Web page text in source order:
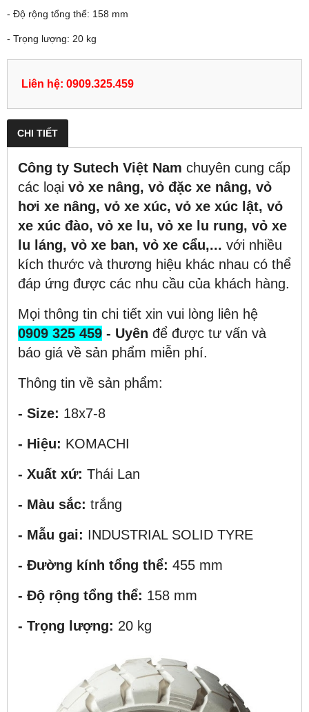
- Độ rộng tổng thể: 158 mm
- Trọng lượng: 20 kg
Liên hệ: 0909.325.459
CHI TIẾT
Công ty Sutech Việt Nam chuyên cung cấp
các loại vỏ xe nâng, vỏ đặc xe nâng, vỏ
hơi xe nâng, vỏ xe xúc, vỏ xe xúc lật, vỏ
xe xúc đào, vỏ xe lu, vỏ xe lu rung, vỏ xe
lu láng, vỏ xe ban, vỏ xe cẩu,... với nhiều
kích thước và thương hiệu khác nhau có thể
đáp ứng được các nhu cầu của khách hàng.
Mọi thông tin chi tiết xin vui lòng liên hệ
0909 325 459 - Uyên để được tư vấn và
báo giá về sản phẩm miễn phí.
Thông tin về sản phẩm:
- Size: 18x7-8
- Hiệu: KOMACHI
- Xuất xứ: Thái Lan
- Màu sắc: trắng
- Mẫu gai: INDUSTRIAL SOLID TYRE
- Đường kính tổng thể: 455 mm
- Độ rộng tổng thể: 158 mm
- Trọng lượng: 20 kg